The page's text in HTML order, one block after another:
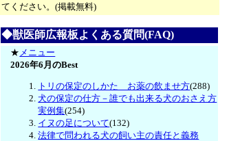
てください。(掲載無料)
◆獣医師広報板よくある質問(FAQ)
★ メニュー
2026年6月のBest
トリの保定のしかた お薬の飲ませ方(288)
犬の保定の仕方－誰でも出来る犬のおさえ方
実例集(254)
イヌの足について(132)
法律で問われる犬の飼い主の責任と義務